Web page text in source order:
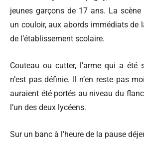
jeunes garçons de 17 ans. La scène
un couloir, aux abords immédiats de
de l’établissement scolaire.
Couteau ou cutter, l’arme qui a été
n’est pas définie. Il n’en reste pas
auraient été portés au niveau du
l’un des deux lycéens.
Sur un banc à l’heure de la pause